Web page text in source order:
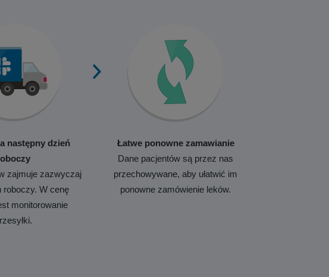
następny dzień
zajmuje zazwyczaj
roboczy. W cenę
monitorowanie
Łatwe ponowne zamawianie
Dane pacjentów są przez nas
przechowywane, aby ułatwić im
ponowne zamówienie leków.